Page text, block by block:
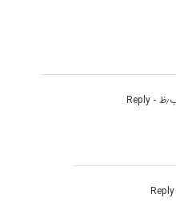
- Reply